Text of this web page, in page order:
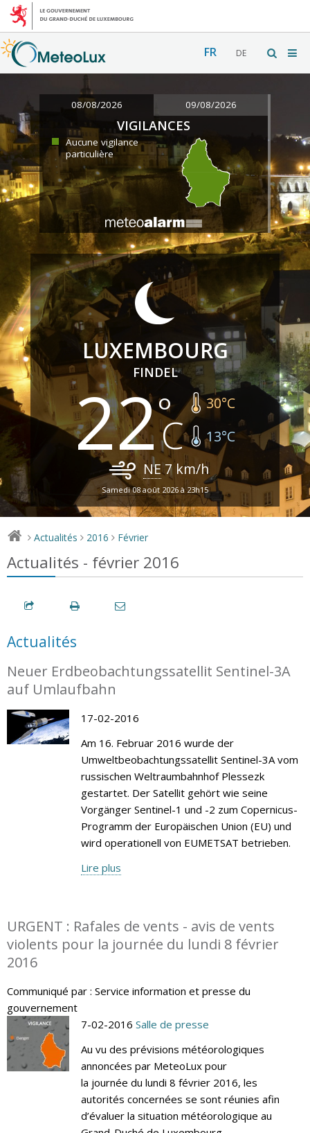
FR DE
08/08/2026 09/08/2026
VIGILANCES
Aucune vigilance
particulière
LUXEMBOURG
FINDEL
22 30°C
13°C
NE7 km/h
Samedi 08 août 2026 à 23h15
> Actualités > 2016 > Février
Actualités - février 2016
Actualités
Neuer Erdbeobachtungssatellit Sentinel-3A
auf Umlaufbahn
17-02-2016
Am 16. Februar 2016 wurde der
Umweltbeobachtungssatellit Sentinel-3A vom
russischen Weltraumbahnhof Plessezk
gestartet. Der Satellit gehört wie seine
Vorgänger Sentinel-1 und -2 zum Copernicus-
Programm der Europäischen Union (EU) und
wird operationell von EUMETSAT betrieben.
Lire plus
URGENT : Rafales de vents - avis de vents
violents pour la journée du lundi 8 février
2016
Communiqué par : Service information et presse du
gouvernement
7-02-2016 Salle de presse
Au vu des prévisions météorologiques
annoncées par MeteoLux pour
la journée du lundi 8 février 2016, les
autorités concernées se sont réunies afin
d’évaluer la situation météorologique au